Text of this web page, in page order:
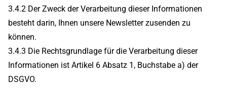
3.4.2 Der Zweck der Verarbeitung dieser Informationen
besteht darin, Ihnen unsere Newsletter zusenden zu
können.
3.4.3 Die Rechtsgrundlage für die Verarbeitung dieser
Informationen ist Artikel 6 Absatz 1, Buchstabe a) der
DSGVO.